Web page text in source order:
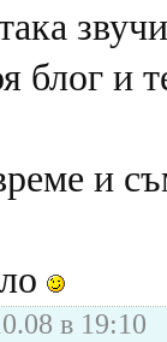
блог и
и
в 19:10